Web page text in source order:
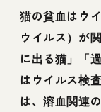
猫の貧血はウ
ウイルス）が
に出る猫」「
はウイルス検
は、溶血関連